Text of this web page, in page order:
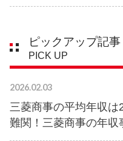
ピックアップ記事
PICK UP
2026.02.03
三菱商事の平均年収
難関！三菱商事の年収